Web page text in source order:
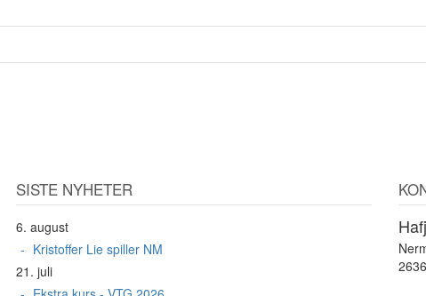
SISTE NYHETER
6. august
Kristoffer Lie spiller NM
21. juli